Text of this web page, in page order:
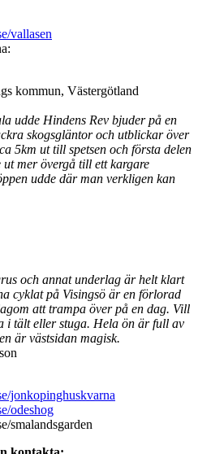
vallasen
kommun, Västergötland
udde Hindens Rev bjuder på en
skogsgläntor och utblickar över
5km ut till spetsen och första delen
mer övergå till ett kargare
udde där man verkligen kan
och annat underlag är helt klart
cyklat på Visingsö är en förlorad
att trampa över på en dag. Vill
i tält eller stuga. Hela ön är full av
är västsidan magisk.
jonkopinghuskvarna
odeshog
smalandsgarden